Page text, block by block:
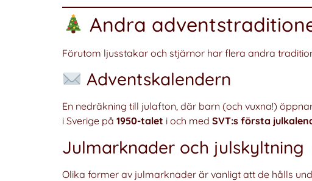
Andra
Förutom ljusstakar och stjärnor har flera andra
Adventskalendern
En nedräkning till julafton, där barn (och vuxna!)
i Sverige på 1950-talet i och med SVT:s första
Julmarknader och julskyltning
Olika former av julmarknader är vanligt att de hålls